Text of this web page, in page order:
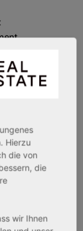
Hierzu
die von
die
wir Ihnen